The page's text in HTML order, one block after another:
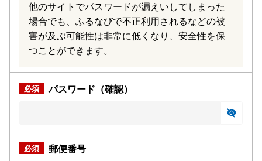
他のサイトでパスワードが漏えいしてしまった
場合でも、ふるなびで不正利用されるなどの被
害が及ぶ可能性は非常に低くなり、安全性を保
つことができます。
パスワード（確認）
郵便番号